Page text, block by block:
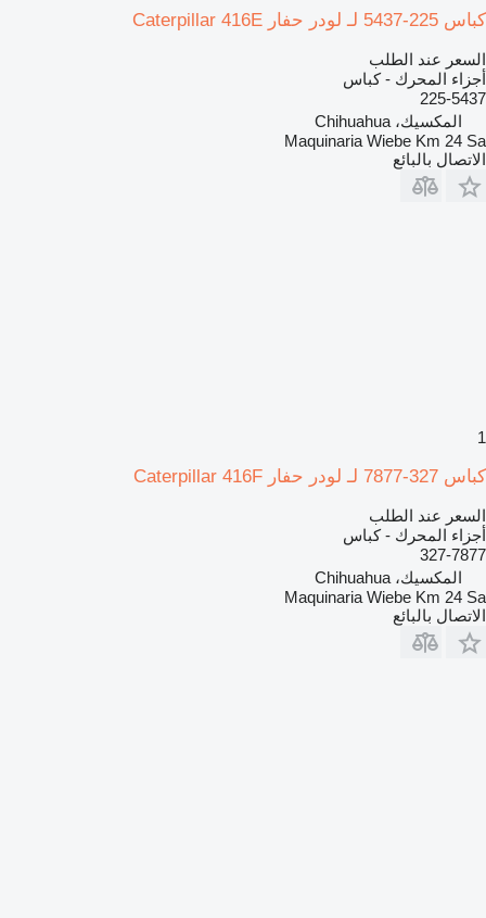
كباس 225-5437 لـ لودر حفار Caterpillar 416E
السعر عند الطلب
أجزاء المحرك - كباس
225-5437
المكسيك، Chihuahua
Maquinaria Wiebe Km 24 Sa
الاتصال بالبائع
1
كباس 327-7877 لـ لودر حفار Caterpillar 416F
السعر عند الطلب
أجزاء المحرك - كباس
327-7877
المكسيك، Chihuahua
Maquinaria Wiebe Km 24 Sa
الاتصال بالبائع